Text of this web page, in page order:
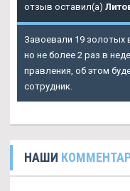
отзыв оставил(а)
Завоевали 19 золотых
но не более 2 раз в
правления, об этом
сотрудник.
НАШИ